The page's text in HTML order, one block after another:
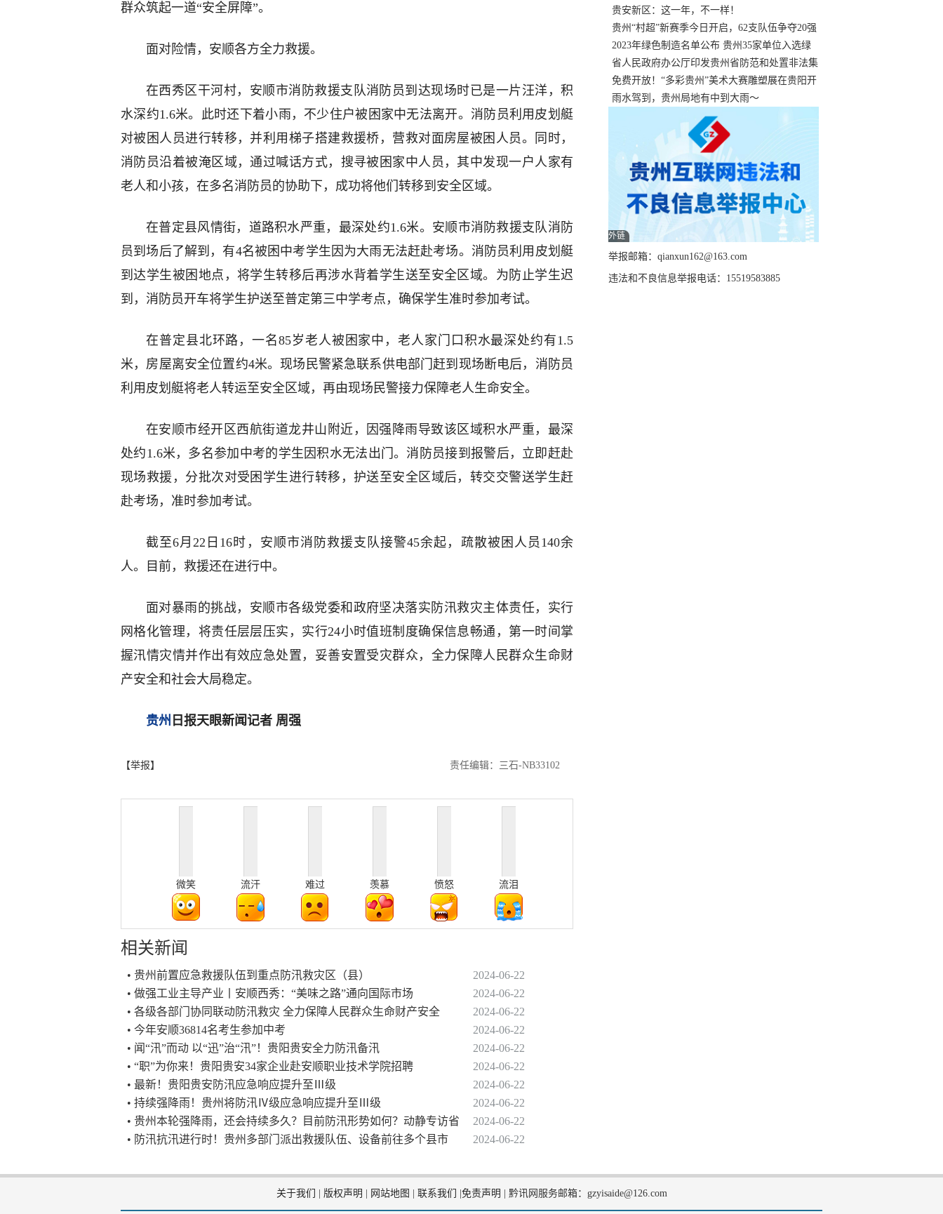
群众筑起一道“安全屏障”。
面对险情，安顺各方全力救援。
在西秀区干河村，安顺市消防救援支队消防员到达现场时已是一片汪洋，积
水深约1.6米。此时还下着小雨，不少住户被困家中无法离开。消防员利用皮划艇
对被困人员进行转移，并利用梯子搭建救援桥，营救对面房屋被困人员。同时，
消防员沿着被淹区域，通过喊话方式，搜寻被困家中人员，其中发现一户人家有
老人和小孩，在多名消防员的协助下，成功将他们转移到安全区域。
在普定县风情街，道路积水严重，最深处约1.6米。安顺市消防救援支队消防
员到场后了解到，有4名被困中考学生因为大雨无法赶赴考场。消防员利用皮划艇
到达学生被困地点，将学生转移后再涉水背着学生送至安全区域。为防止学生迟
到，消防员开车将学生护送至普定第三中学考点，确保学生准时参加考试。
在普定县北环路，一名85岁老人被困家中，老人家门口积水最深处约有1.5
米，房屋离安全位置约4米。现场民警紧急联系供电部门赶到现场断电后，消防员
利用皮划艇将老人转运至安全区域，再由现场民警接力保障老人生命安全。
在安顺市经开区西航街道龙井山附近，因强降雨导致该区域积水严重，最深
处约1.6米，多名参加中考的学生因积水无法出门。消防员接到报警后，立即赶赴
现场救援，分批次对受困学生进行转移，护送至安全区域后，转交交警送学生赶
赴考场，准时参加考试。
截至6月22日16时，安顺市消防救援支队接警45余起，疏散被困人员140余
人。目前，救援还在进行中。
面对暴雨的挑战，安顺市各级党委和政府坚决落实防汛救灾主体责任，实行
网格化管理，将责任层层压实，实行24小时值班制度确保信息畅通，第一时间掌
握汛情灾情并作出有效应急处置，妥善安置受灾群众，全力保障人民群众生命财
产安全和社会大局稳定。
贵州 日报天眼新闻记者 周强
【举报】 责任编辑：三石-NB33102
微笑 流汗 难过 羡慕 愤怒 流泪
相关新闻
• 贵州前置应急救援队伍到重点防汛救灾区（县）
2024-06-22
• 做强工业主导产业丨安顺西秀：“美味之路”通向国际市场
2024-06-22
• 各级各部门协同联动防汛救灾 全力保障人民群众生命财产安全
2024-06-22
• 今年安顺36814名考生参加中考
2024-06-22
• 闻“汛”而动 以“迅”治“汛”！贵阳贵安全力防汛备汛
2024-06-22
• “职”为你来！贵阳贵安34家企业赴安顺职业技术学院招聘
2024-06-22
• 最新！贵阳贵安防汛应急响应提升至Ⅲ级
2024-06-22
• 持续强降雨！贵州将防汛Ⅳ级应急响应提升至Ⅲ级
2024-06-22
• 贵州本轮强降雨，还会持续多久？目前防汛形势如何？动静专访省
2024-06-22
• 防汛抗汛进行时！贵州多部门派出救援队伍、设备前往多个县市
2024-06-22
两减三免”！
贵安新区：这一年，不一样！
贵州“村超”新赛季今日开启，62支队伍争夺20强
名额
2023年绿色制造名单公布 贵州35家单位入选绿
色工厂
省人民政府办公厅印发贵州省防范和处置非法集
资工作实施细则
免费开放！“多彩贵州”美术大赛雕塑展在贵阳开
展，持续至1月19日
雨水驾到，贵州局地有中到大雨～
外链
举报邮箱：qianxun162@163.com
违法和不良信息举报电话：15519583885
关于我们 版权声明 网站地图 联系我们 免责声明 黔讯网服务邮箱：gzyisaide@126.com